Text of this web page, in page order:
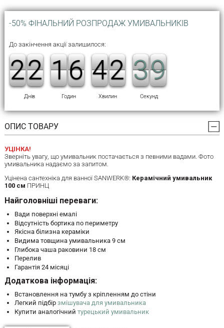
-50% ФІНАЛЬНИЙ РОЗПРОДАЖ УМИВАЛЬНИКІВ
До закінчення акції залишилося:
Днів
1
1
2
21
1
2
2
Годин
1
1
1
15
5
6
6
Хвилин
3
3
4
41
1
2
2
Секунд
4
3
39
9
8
ОПИС ТОВАРУ
УЦІНКА!
Зверніть увагу, що умивальник постачається з певними вадами. Фото
умивальника надаємо за запитом.
Уцінена сантехніка для ванної SANWERK®: Керамічний умивальник
100 см ПРИНЦ
Найголовніші переваги:
Вади поверхні емалі
Відсутність бортика по периметру
Якісна білизна кераміки
Видима товщина умивальника 9 см
Глибока чаша раковини 18 см
Перелив
Гарантія 24 місяці
Додаткова інформація:
Встановлення на тумбу з кріпленням до стіни
Легкий підбір змішувача для умивальника
Купити аналогічний турецький умивальник